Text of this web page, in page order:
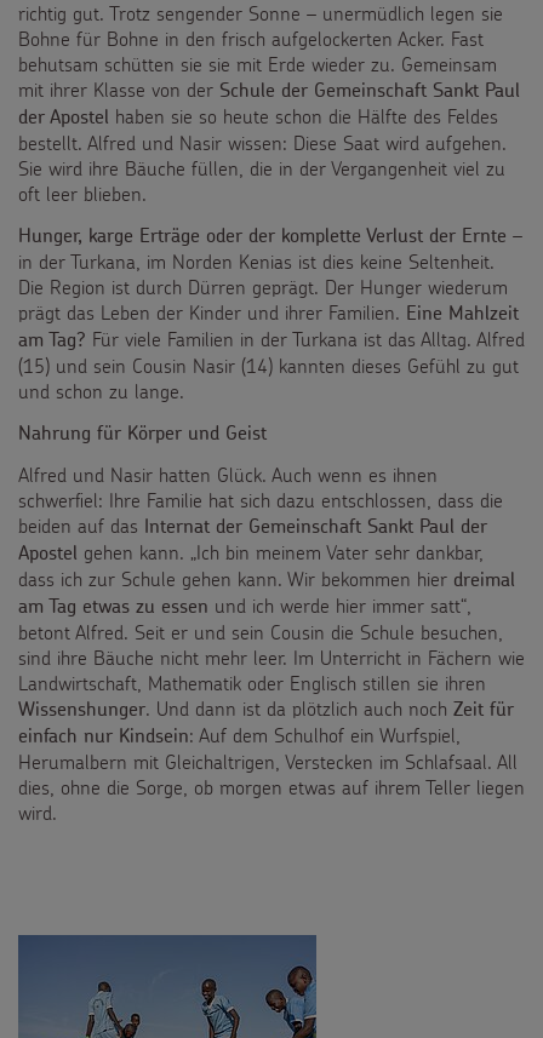
richtig gut. Trotz sengender Sonne – unermüdlich legen sie
Bohne für Bohne in den frisch aufgelockerten Acker. Fast
behutsam schütten sie sie mit Erde wieder zu. Gemeinsam
mit ihrer Klasse von der Schule der Gemeinschaft Sankt Paul
der Apostel
haben sie so heute schon die Hälfte des Feldes
bestellt. Alfred und Nasir wissen: Diese Saat wird aufgehen.
Sie wird ihre Bäuche füllen, die in der Vergangenheit viel zu
oft leer blieben.
Hunger, karge Erträge oder der komplette Verlust der Ernte –
in der Turkana, im Norden Kenias ist dies keine Seltenheit.
Die Region ist durch Dürren geprägt. Der Hunger wiederum
prägt das Leben der Kinder und ihrer Familien. Eine Mahlzeit
am Tag? Für viele Familien in der Turkana ist das Alltag. Alfred
(15) und sein Cousin Nasir (14) kannten dieses Gefühl zu gut
und schon zu lange.
Nahrung für Körper und Geist
Alfred und Nasir hatten Glück. Auch wenn es ihnen
schwerfiel: Ihre Familie hat sich dazu entschlossen, dass die
beiden auf das
Internat der Gemeinschaft Sankt Paul der
Apostel
gehen kann. „Ich bin meinem Vater sehr dankbar,
dass ich zur Schule gehen kann. Wir bekommen hier dreimal
am Tag etwas zu essen und ich werde hier immer satt“,
betont Alfred. Seit er und sein Cousin die Schule besuchen,
sind ihre Bäuche nicht mehr leer. Im Unterricht in Fächern wie
Landwirtschaft, Mathematik oder Englisch stillen sie ihren
Wissenshunger. Und dann ist da plötzlich auch noch Zeit für
einfach nur Kindsein: Auf dem Schulhof ein Wurfspiel,
Herumalbern mit Gleichaltrigen, Verstecken im Schlafsaal. All
dies, ohne die Sorge, ob morgen etwas auf ihrem Teller liegen
wird.